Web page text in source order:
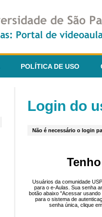
POLÍTICA DE USO
Login do
Não é necessário o login
Usuários da comunidade
para o e-Aulas. Sua senha
botão abaixo "Acessar
para o sistema de
senha única, clique